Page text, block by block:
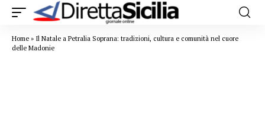
Home » Il Natale a Petralia Soprana: tradizioni, cultura e comunità nel cuore
delle Madonie